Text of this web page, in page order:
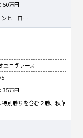
50万円
ヒーロー
ユニヴァース
5
35万円
別勝ちを含む２勝、秋華